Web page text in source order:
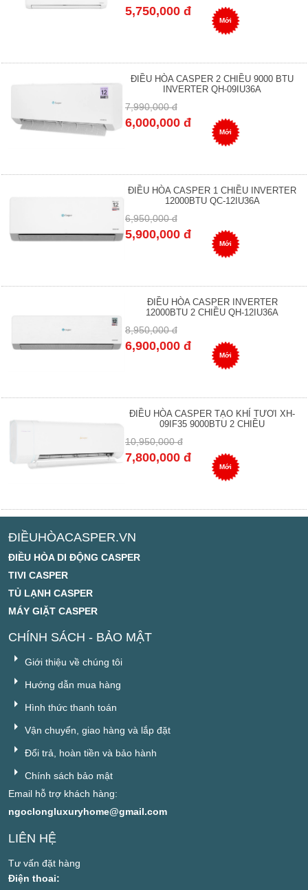
5,750,000 đ
Mới
ĐIỀU HÒA CASPER 2 CHIỀU 9000 BTU
INVERTER QH-09IU36A
7,990,000 đ
6,000,000 đ
Mới
ĐIỀU HÒA CASPER 1 CHIỀU INVERTER
12000BTU QC-12IU36A
6,950,000 đ
5,900,000 đ
Mới
ĐIỀU HÒA CASPER INVERTER
12000BTU 2 CHIỀU QH-12IU36A
8,950,000 đ
6,900,000 đ
Mới
ĐIỀU HÒA CASPER TẠO KHÍ TƯƠI XH-
09IF35 9000BTU 2 CHIỀU
10,950,000 đ
7,800,000 đ
Mới
ĐIỀUHÒACASPER.VN
ĐIỀU HÒA DI ĐỘNG CASPER
TIVI CASPER
TỦ LẠNH CASPER
MÁY GIẶT CASPER
CHÍNH SÁCH - BẢO MẬT
Giới thiệu về chúng tôi
Hướng dẫn mua hàng
Hình thức thanh toán
Vận chuyển, giao hàng và lắp đặt
Đổi trả, hoàn tiền và bảo hành
Chính sách bảo mật
Email hỗ trợ khách hàng:
ngoclongluxuryhome@gmail.com
LIÊN HỆ
Tư vấn đặt hàng
Điện thoai: